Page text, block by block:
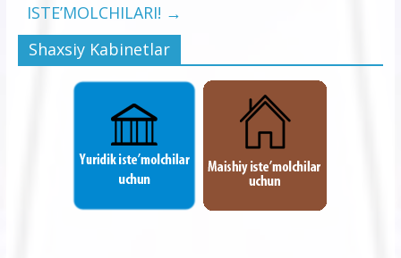
ISTE’MOLCHILARI! →
Shaxsiy Kabinetlar